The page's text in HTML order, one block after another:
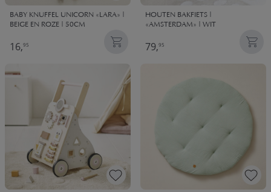
BABY KNUFFEL UNICORN «LARA» |
BEIGE EN ROZE | 50CM
16,95
HOUTEN BAKFIETS |
«AMSTERDAM» | WIT
79,95